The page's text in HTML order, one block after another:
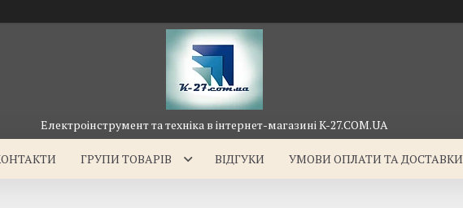
Електроінструмент та техніка в інтернет-магазині K-27.COM.UA
ГРУПИ ТОВАРІВ ВІДГУКИ УМОВИ ОПЛАТИ ТА ДОСТАВКИ